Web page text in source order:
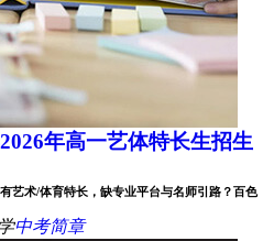
年高一艺体特长生招生
艺术/体育特长，缺专业平台与名师引路？百色
中考简章